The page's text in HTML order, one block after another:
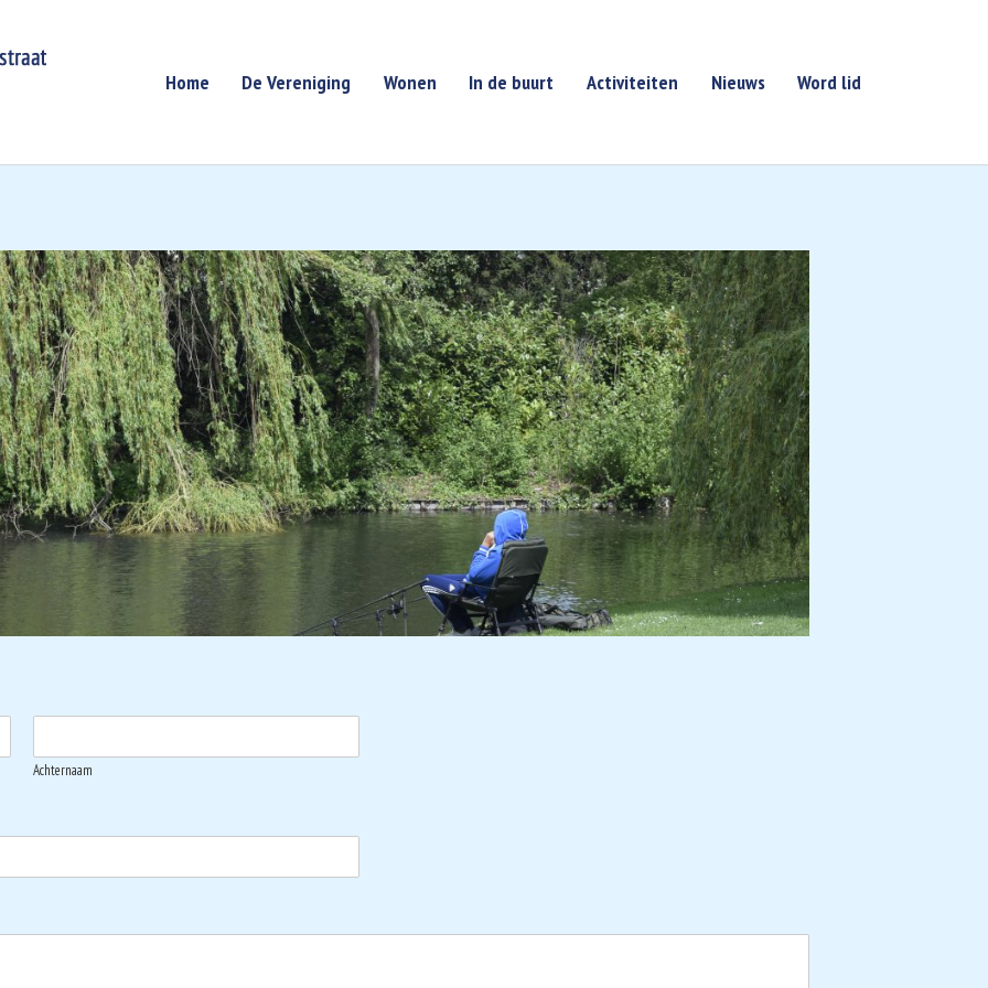
Home De Vereniging Wonen In de buurt Activiteiten Nieuws Word lid
Achternaam